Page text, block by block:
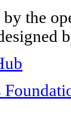
the